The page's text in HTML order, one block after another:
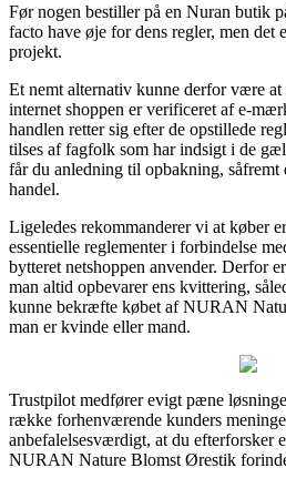
Før nogen bestiller på en Nuran butik
facto have øje for dens regler, men det
projekt.
Et nemt alternativ kunne derfor være
internet shoppen er verificeret af e-
handlen retter sig efter de opstillede
tilses af fagfolk som har indsigt i de
får du anledning til opbakning, såfremt
handel.
Ligeledes rekommanderer vi at køber
essentielle reglementer i forbindelse
bytteret netshoppen anvender. Derfor
man altid opbevarer ens kvittering,
kunne bekræfte købet af NURAN
man er kvinde eller mand.
Trustpilot medfører evigt pæne
række forhenværende kunders
anbefalelsesværdigt, at du efterforsker
NURAN Nature Blomst Ørestik